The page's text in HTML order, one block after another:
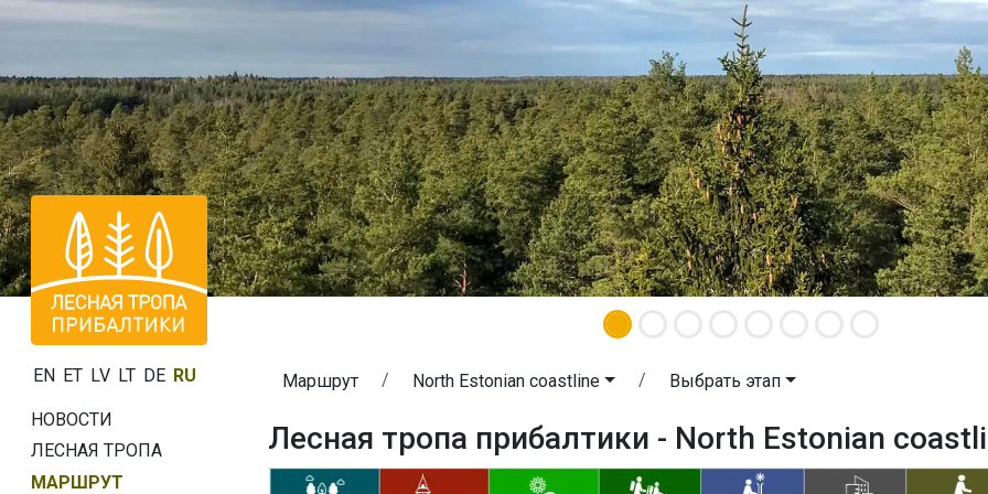
EN ET LV LT DE RU
НОВОСТИ
ЛЕСНАЯ ТРОПА
МАРШРУТ
Маршрут North Estonian coastline Выбрать этап
Лесная тропа прибалтики - North Estonian